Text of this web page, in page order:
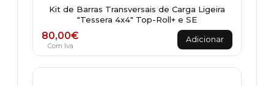
Kit de Barras Transversais de Carga Ligeira
"Tessera 4x4" Top-Roll+ e SE
80,00€
Com Iva
Adicionar